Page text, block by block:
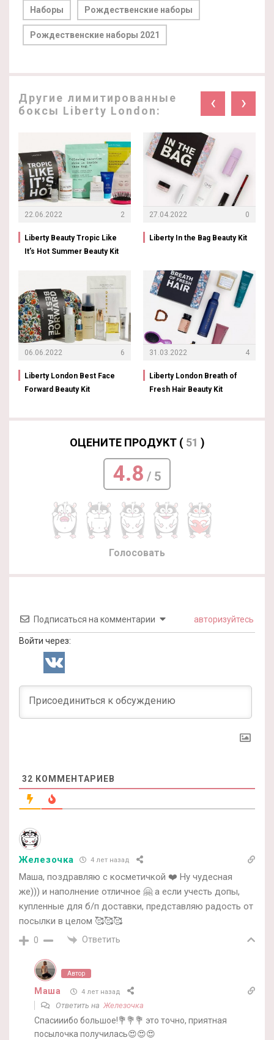
Наборы Рождественские наборы
Рождественские наборы 2021
Другие лимитированные
боксы Liberty London:
‹ ›
22.06.2022 2
Liberty Beauty Tropic Like
It’s Hot Summer Beauty Kit
06.06.2022 6
Liberty London Best Face
Forward Beauty Kit
27.04.2022 0
Liberty In the Bag Beauty Kit
31.03.2022 4
Liberty London Breath of
Fresh Hair Beauty Kit
ОЦЕНИТЕ ПРОДУКТ ( 51 )
4.8 / 5
Голосовать
Подписаться на комментарии авторизуйтесь
Войти через:
32 КОММЕНТАРИЕВ
Железочка 4 лет назад
Маша, поздравляю с косметичкой ❤️ Ну чудесная
же))) и наполнение отличное 🤗 а если учесть допы,
купленные для б/п доставки, представляю радость от
посылки в целом 🥰🥰🥰
0 Ответить
Автор
Маша 4 лет назад
Ответить на Железочка
Спасииибо большое!💐💐💐 это точно, приятная
посылочка получилась😍😍😍